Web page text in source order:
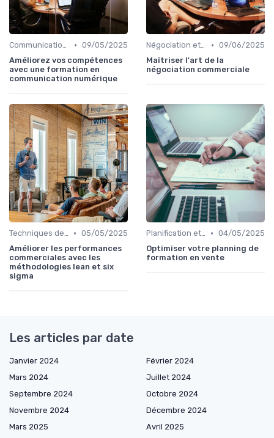
Communication commerciale • 09/05/2025
Améliorez vos compétences
avec une formation en
communication numérique
Négociation et persuasion • 09/06/2025
Maîtriser l'art de la
négociation commerciale
Techniques de vente • 05/05/2025
Améliorer les performances
commerciales avec les
méthodologies lean et six
sigma
Planification et stratégie de vente • 04/05/2025
Optimiser votre planning de
formation en vente
Les articles par date
Janvier 2024
Février 2024
Mars 2024
Juillet 2024
Septembre 2024
Octobre 2024
Novembre 2024
Décembre 2024
Mars 2025
Avril 2025